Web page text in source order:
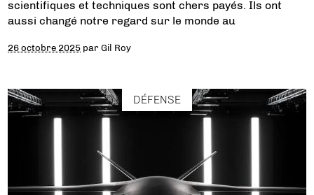
scientifiques et techniques sont chers payés. Ils ont
aussi changé notre regard sur le monde au
26 octobre 2025 parGil Roy
DÉFENSE